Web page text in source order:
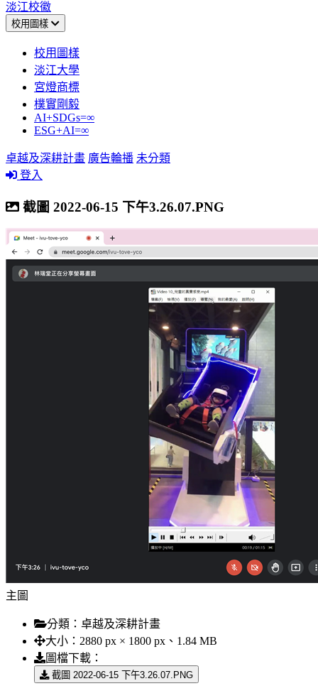
淡江校徽
校用圖樣
校用圖樣
淡江大學
宮燈商標
樸實剛毅
AI+SDGs=∞
ESG+AI=∞
卓越及深耕計畫 廣告輪播 未分類
登入
截圖 2022-06-15 下午3.26.07.PNG
主圖
分類： 卓越及深耕計畫
大小： 2880 px × 1800 px、1.84 MB
圖檔下載：
截圖 2022-06-15 下午3.26.07.PNG